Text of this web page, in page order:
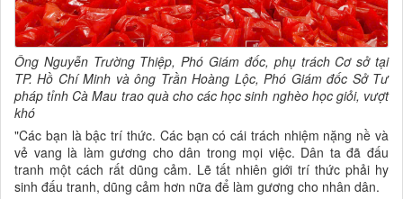
Ông Nguyễn Trường Thiệp, Phó Giám đốc, phụ trách Cơ sở tại
TP. Hồ Chí Minh và ông Trần Hoàng Lộc, Phó Giám đốc Sở Tư
pháp tỉnh Cà Mau trao quà cho các học sinh nghèo học giỏi, vượt
khó
"Các bạn là bậc trí thức. Các bạn có cái trách nhiệm nặng nề và
vẻ vang là làm gương cho dân trong mọi việc. Dân ta đã đấu
tranh một cách rất dũng cảm. Lẽ tất nhiên giới trí thức phải hy
sinh đấu tranh, dũng cảm hơn nữa để làm gương cho nhân dân.